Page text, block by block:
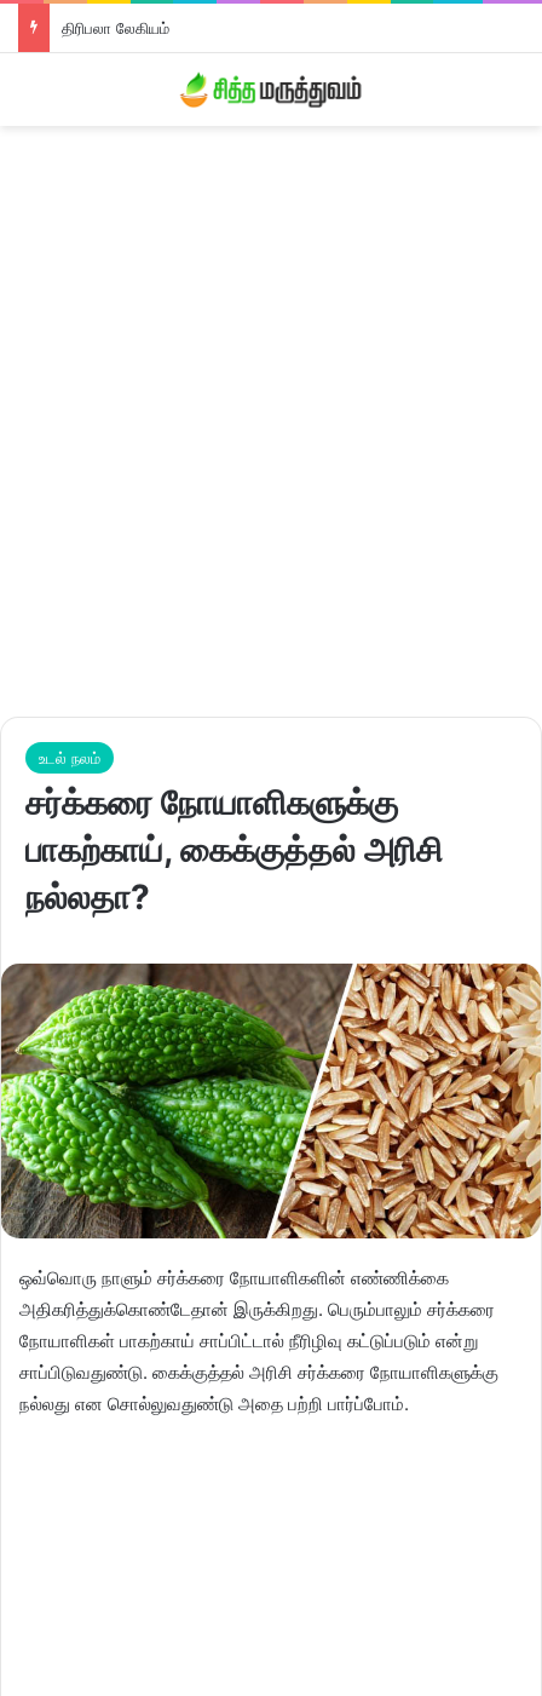
திரிபலா லேகியம்
உடல் நலம்
சர்க்கரை நோயாளிகளுக்கு
பாகற்காய், கைக்குத்தல் அரிசி
நல்லதா?
ஒவ்வொரு நாளும் சர்க்கரை நோயாளிகளின் எண்ணிக்கை
அதிகரித்துக்கொண்டேதான் இருக்கிறது. பெரும்பாலும் சர்க்கரை
நோயாளிகள் பாகற்காய் சாப்பிட்டால் நீரிழிவு கட்டுப்படும் என்று
சாப்பிடுவதுண்டு. கைக்குத்தல் அரிசி சர்க்கரை நோயாளிகளுக்கு
நல்லது என சொல்லுவதுண்டு அதை பற்றி பார்ப்போம்.